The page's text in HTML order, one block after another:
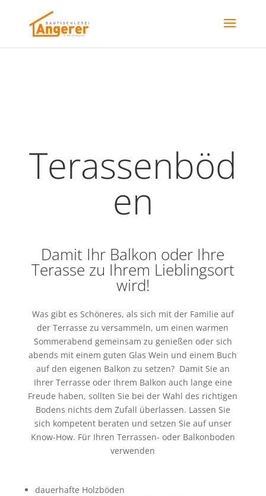
Terassenböd
en
Damit Ihr Balkon oder Ihre
Terasse zu Ihrem Lieblingsort
wird!
Was gibt es Schöneres, als sich mit der Familie auf
der Terrasse zu versammeln, um einen warmen
Sommerabend gemeinsam zu genießen oder sich
abends mit einem guten Glas Wein und einem Buch
auf den eigenen Balkon zu setzen? Damit Sie an
Ihrer Terrasse oder Ihrem Balkon auch lange eine
Freude haben, sollten Sie bei der Wahl des richtigen
Bodens nichts dem Zufall überlassen. Lassen Sie
sich kompetent beraten und setzen Sie auf unser
Know-How. Für Ihren Terrassen- oder Balkonboden
verwenden
dauerhafte Holzböden